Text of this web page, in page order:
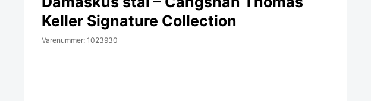
Keller Signature Collection
Varenummer: 1023930